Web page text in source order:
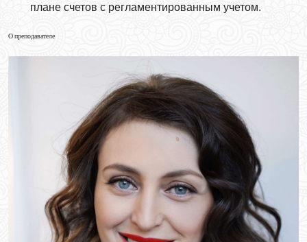
плане счетов с регламентированным учетом.
О преподавателе